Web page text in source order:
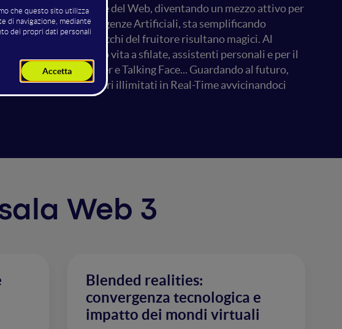
è entrata nel cuore del Web, diventando un mezzo attivo per
di modelli di Intelligenze Artificiali, sta semplificando
servizi che agli occhi del fruitore risultano magici. Al
ruolo centrale, dando vita a sfilate, assistenti personali e per il
Virtual Storyteller e Talking Face... Guardando al futuro,
ci porterà a poteri illimitati in Real-Time avvicinandoci
Web 3
Blended realities:
convergenza tecnologica e
impatto dei mondi virtuali